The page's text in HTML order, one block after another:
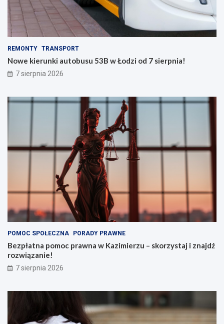
REMONTY TRANSPORT
Nowe kierunki autobusu 53B w Łodzi od 7 sierpnia!
7 sierpnia 2026
POMOC SPOŁECZNA PORADY PRAWNE
Bezpłatna pomoc prawna w Kazimierzu – skorzystaj i znajdź
rozwiązanie!
7 sierpnia 2026